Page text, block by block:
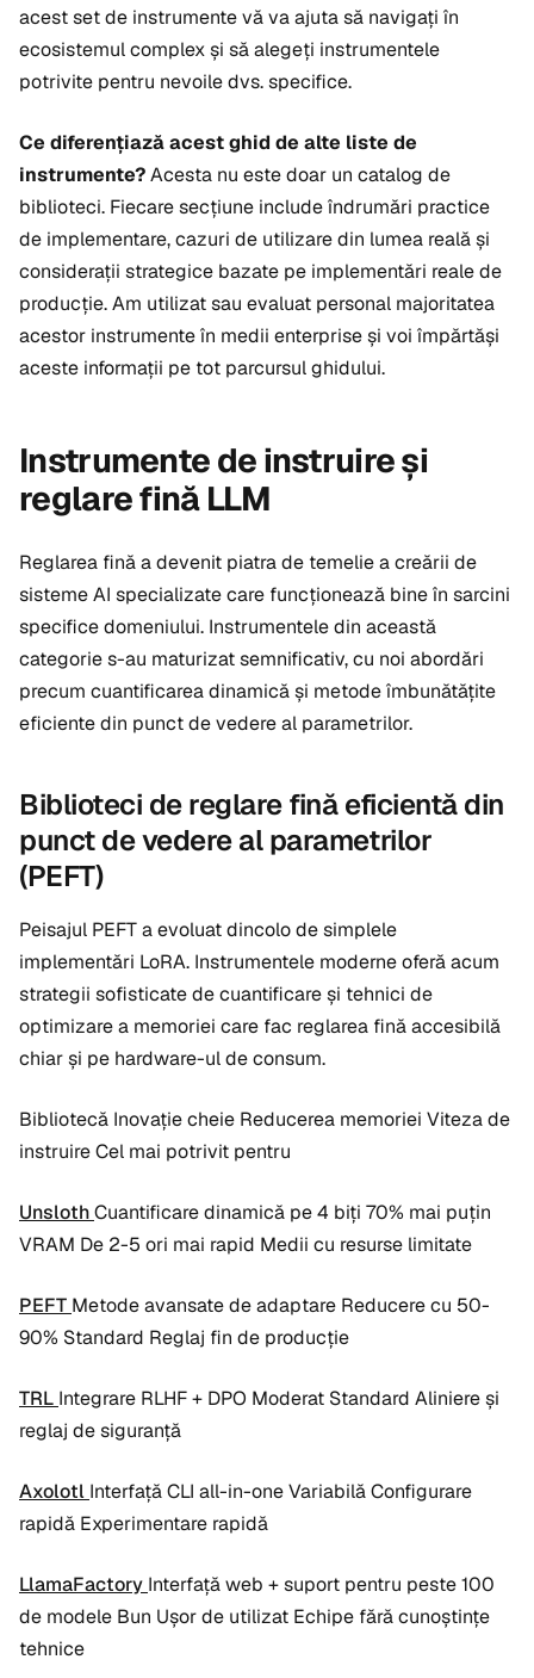
acest set de instrumente vă va ajuta să navigați în
ecosistemul complex și să alegeți instrumentele
potrivite pentru nevoile dvs. specifice.
Ce diferențiază acest ghid de alte liste de
instrumente?Acesta nu este doar un catalog de
biblioteci. Fiecare secțiune include îndrumări practice
de implementare, cazuri de utilizare din lumea reală și
considerații strategice bazate pe implementări reale de
producție. Am utilizat sau evaluat personal majoritatea
acestor instrumente în medii enterprise și voi împărtăși
aceste informații pe tot parcursul ghidului.
Instrumente de instruire și
reglare fină LLM
Reglarea fină a devenit piatra de temelie a creării de
sisteme AI specializate care funcționează bine în sarcini
specifice domeniului. Instrumentele din această
categorie s-au maturizat semnificativ, cu noi abordări
precum cuantificarea dinamică și metode îmbunătățite
eficiente din punct de vedere al parametrilor.
Biblioteci de reglare fină eficientă din
punct de vedere al parametrilor
(PEFT)
Peisajul PEFT a evoluat dincolo de simplele
implementări LoRA. Instrumentele moderne oferă acum
strategii sofisticate de cuantificare și tehnici de
optimizare a memoriei care fac reglarea fină accesibilă
chiar și pe hardware-ul de consum.
Bibliotecă Inovație cheie Reducerea memoriei Viteza de
instruire Cel mai potrivit pentru
UnslothCuantificare dinamică pe 4 biți 70% mai puțin
VRAM De 2-5 ori mai rapid Medii cu resurse limitate
PEFT Metode avansate de adaptare Reducere cu 50-
90% Standard Reglaj fin de producție
TRL Integrare RLHF + DPO Moderat Standard Aliniere și
reglaj de siguranță
Axolotl Interfață CLI all-in-one Variabilă Configurare
rapidă Experimentare rapidă
LlamaFactory Interfață web + suport pentru peste 100
de modele Bun Ușor de utilizat Echipe fără cunoștințe
tehnice